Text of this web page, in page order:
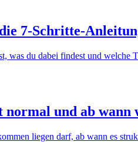
7-Schritte-
was du dabei findest und
und ab wann
liegen darf, ab wann es